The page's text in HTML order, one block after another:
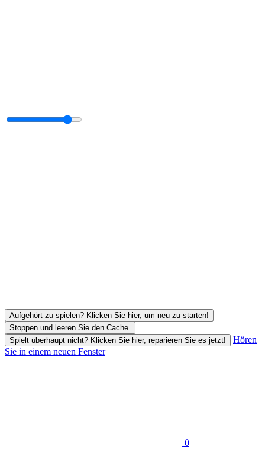
Aufgehört zu spielen? Klicken Sie hier, um neu zu starten!
Stoppen und leeren Sie den Cache.
Spielt überhaupt nicht? Klicken Sie hier, reparieren Sie es jetzt!
Hören
Sie in einem neuen Fenster
0